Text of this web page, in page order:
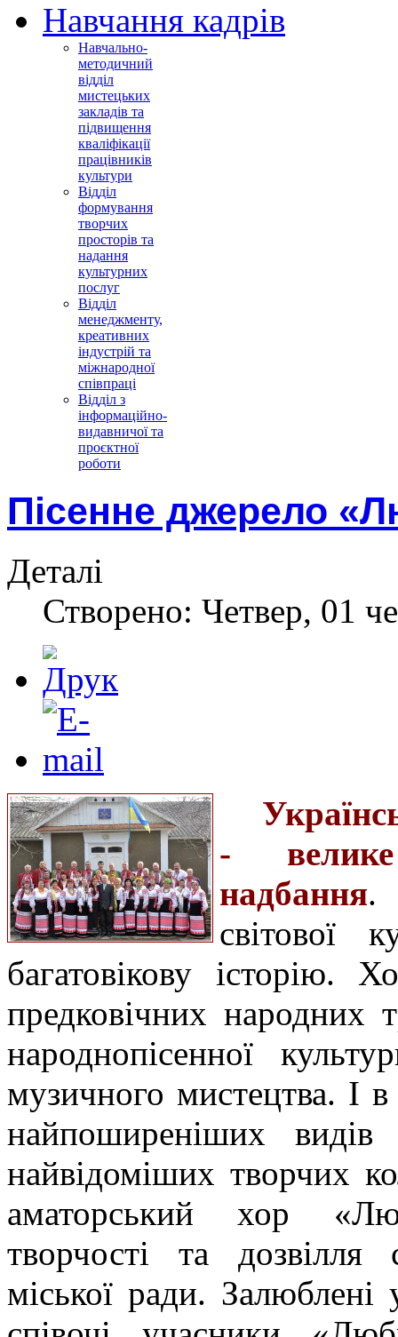
Навчання кадрів
Навчально-
методичний
відділ
мистецьких
закладів та
підвищення
кваліфікації
працівників
культури
Відділ
формування
творчих
просторів та
надання
культурних
послуг
Відділ
менеджменту,
креативних
індустрій та
міжнародної
співпраці
Відділ з
інформаційно-
видавничої та
проєктної
роботи
Пісенне джерело
Деталі
Створено: Четвер, 01
- велике
надбання.
світової
багатовікову історію.
предковічних народних
народнопісенної
музичного мистецтва. І
найпоширеніших видів
найвідоміших творчих
аматорський хор
творчості та
міської ради.